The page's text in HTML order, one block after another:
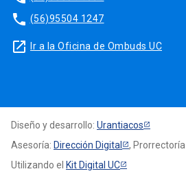
phone (56)95504 1247
launch Ir a la Oficina de Ombuds UC
Diseño y desarrollo: Urantiacos
Asesoría: Dirección Digital
, Prorrectoría
Utilizando el Kit Digital UC